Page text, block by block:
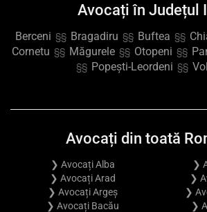
Avocați în Județul
Berceni §§ Bragadiru §§ Buftea §§
Cornetu §§ Măgurele §§ Otopeni §§
§§ Popești-Leordeni §§
Avocați din toată
❯ Avocați Alba
❯ Avocați Arad
❯ Avocați Argeș
❯ Avocați Bacău
❯
❯
❯
❯